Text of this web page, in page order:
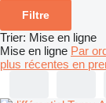
Filtre
Trier: Mise en ligne
Mise en ligne Par
plus récentes en